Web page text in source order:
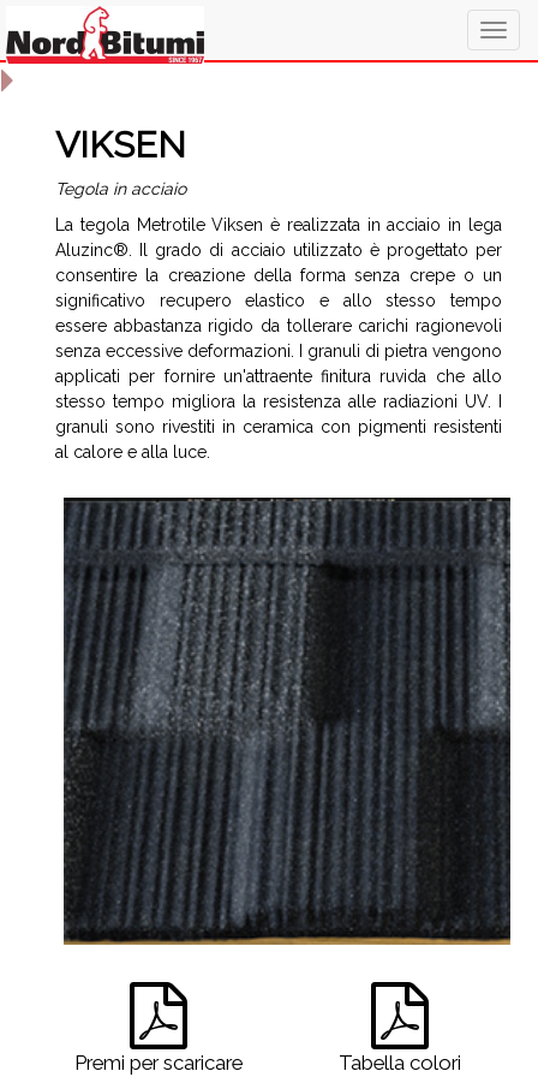
VIKSEN
Tegola in acciaio
La tegola Metrotile Viksen è realizzata in acciaio in lega
Aluzinc®. Il grado di acciaio utilizzato è progettato per
consentire la creazione della forma senza crepe o un
significativo recupero elastico e allo stesso tempo
essere abbastanza rigido da tollerare carichi ragionevoli
senza eccessive deformazioni. I granuli di pietra vengono
applicati per fornire un'attraente finitura ruvida che allo
stesso tempo migliora la resistenza alle radiazioni UV. I
granuli sono rivestiti in ceramica con pigmenti resistenti
al calore e alla luce.
Premi per scaricare Tabella colori